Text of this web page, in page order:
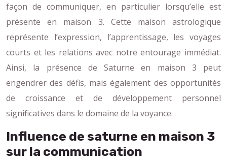
façon de communiquer, en particulier lorsqu’elle est
présente en maison 3. Cette maison astrologique
représente l’expression, l’apprentissage, les voyages
courts et les relations avec notre entourage immédiat.
Ainsi, la présence de Saturne en maison 3 peut
engendrer des défis, mais également des opportunités
de croissance et de développement personnel
significatives dans le domaine de la voyance.
Influence de saturne en maison 3
sur la communication